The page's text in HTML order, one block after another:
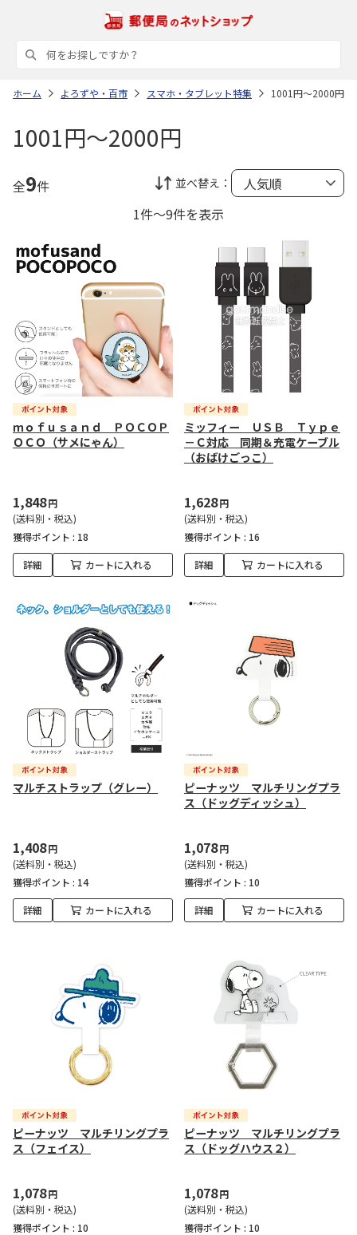
ホーム よろずや・百市 スマホ・タブレット特集 1001円～2000円
1001円～2000円
全9件 並べ替え：
1件～9件を表示
ｍｏｆｕｓａｎｄ ＰＯＣＯＰ
ＯＣＯ（サメにゃん）
1,848円
(送料別・税込)
獲得ポイント : 18
詳細 カートに入れる
ミッフィー ＵＳＢ Ｔｙｐｅ
－Ｃ対応 同期＆充電ケーブル
（おばけごっこ）
1,628円
(送料別・税込)
獲得ポイント : 16
詳細 カートに入れる
マルチストラップ（グレー）
1,408円
(送料別・税込)
獲得ポイント : 14
詳細 カートに入れる
ピーナッツ マルチリングプラ
ス（ドッグディッシュ）
1,078円
(送料別・税込)
獲得ポイント : 10
詳細 カートに入れる
ピーナッツ マルチリングプラ
ス（フェイス）
1,078円
(送料別・税込)
獲得ポイント : 10
ピーナッツ マルチリングプラ
ス（ドッグハウス２）
1,078円
(送料別・税込)
獲得ポイント : 10